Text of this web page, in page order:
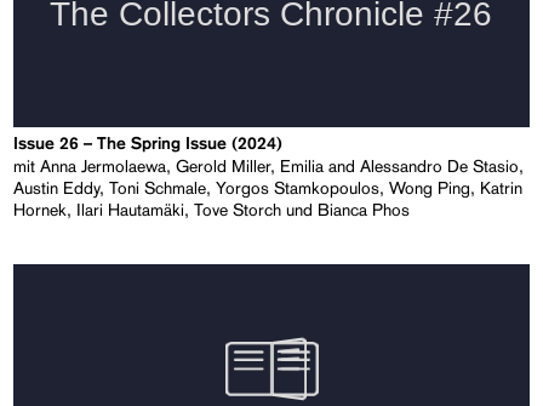
Issue 26 – The Spring Issue (2024)
mit Anna Jermolaewa, Gerold Miller, Emilia and Alessandro De Stasio,
Austin Eddy, Toni Schmale, Yorgos Stamkopoulos, Wong Ping, Katrin
Hornek, Ilari Hautamäki, Tove Storch und Bianca Phos